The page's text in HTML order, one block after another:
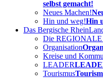
selbst gemacht!
Neues Machen!
Hin und weg!Hin
Das Bergische
Die REGIONALE
Organisation
Kreise und
LEADER
Tourismus